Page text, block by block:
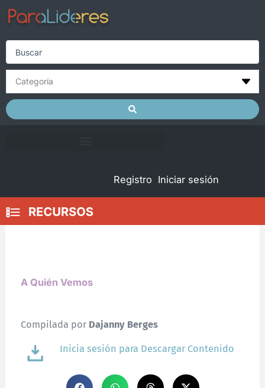
Skip
content
Search
Registro Iniciar sesión
A Quién Vemos
Compilada por Dajanny Berges
Inicia sesión para Descargar Contenido